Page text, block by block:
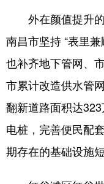
外在颜值提升的
南昌市坚持 “表里
也补齐地下管网、
市累计改造供水管
翻新道路面积达
电桩，完善便民配
期存在的基础设施短